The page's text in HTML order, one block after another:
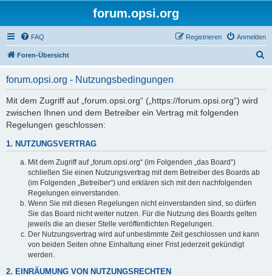
forum.opsi.org
FAQ Anmelden
Registrieren
Foren-Übersicht
forum.opsi.org - Nutzungsbedingungen
Mit dem Zugriff auf „forum.opsi.org“ („https://forum.opsi.org“) wird
zwischen Ihnen und dem Betreiber ein Vertrag mit folgenden
Regelungen geschlossen:
1. NUTZUNGSVERTRAG
Mit dem Zugriff auf „forum.opsi.org“ (im Folgenden „das Board“)
schließen Sie einen Nutzungsvertrag mit dem Betreiber des Boards ab
(im Folgenden „Betreiber“) und erklären sich mit den nachfolgenden
Regelungen einverstanden.
Wenn Sie mit diesen Regelungen nicht einverstanden sind, so dürfen
Sie das Board nicht weiter nutzen. Für die Nutzung des Boards gelten
jeweils die an dieser Stelle veröffentlichten Regelungen.
Der Nutzungsvertrag wird auf unbestimmte Zeit geschlossen und kann
von beiden Seiten ohne Einhaltung einer Frist jederzeit gekündigt
werden.
2. EINRÄUMUNG VON NUTZUNGSRECHTEN